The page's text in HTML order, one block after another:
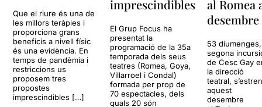
Que el riure és una de
les millors teràpies i
proporciona grans
beneficis a nivell físic
és una evidència. En
temps de pandèmia i
restriccions us
proposem tres
propostes
imprescindibles […]
imprescindibles
El Grup Focus ha
presentat la
programació de la 35a
temporada dels seus
teatres (Romea, Goya,
Villarroel i Condal)
formada per prop de
70 espectacles, dels
quals 20 són
al Romea
desembre
53
segona
de Cesc Gay
la direcció
teatral,
aquest
desembre